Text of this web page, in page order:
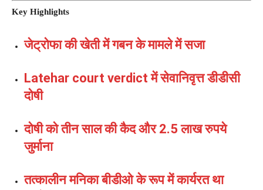
Key Highlights
जेट्रोफा की खेती में गबन के मामले में सजा
Latehar court verdict में सेवानिवृत्त डीडीसी
दोषी
दोषी को तीन साल की कैद और 2.5 लाख रुपये
जुर्माना
तत्कालीन मनिका बीडीओ के रूप में कार्यरत था